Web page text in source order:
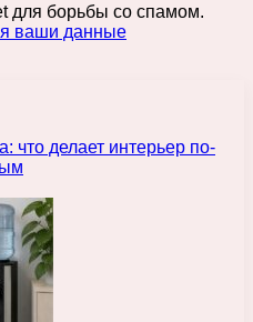
для борьбы со спамом.
ваши данные
что делает интерьер по-